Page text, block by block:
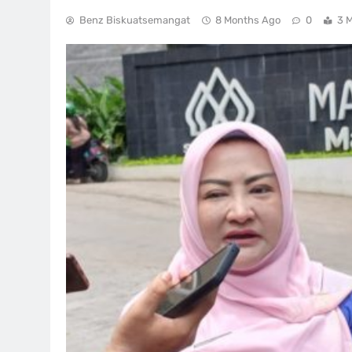
Benz Biskuatsemangat 8 Months Ago 0 3